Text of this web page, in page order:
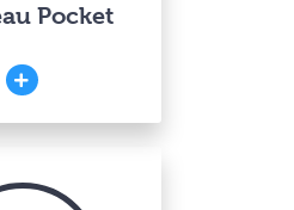
Pocket